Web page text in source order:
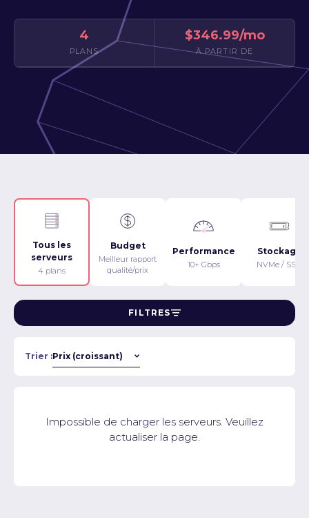
USD▾
MON ESPACE
4
PLANS
$346.99/mo
À PARTIR DE
Tous les
serveurs
4 plans
Budget
Meilleur rapport
qualité/prix
Performance
10+ Gbps
Stockage
NVMe / SSD
FILTRES
Trier :
Impossible de charger les serveurs. Veuillez
actualiser la page.